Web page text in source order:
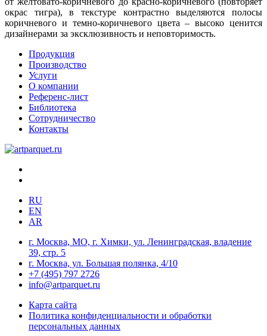
окрас тигра), в текстуре контрастно выделяются полосы
коричневого и темно-коричневого цвета – высоко ценится
дизайнерами за эксклюзивность и неповторимость.
Продукция
Производство
Услуги
О компании
Референс-лист
Библиотека
Сотрудничество
Контакты
RU
EN
AR
г. Москва, МО, г. Химки, ул. Ленинградская, владение
39, стр. 5
г. Москва, ул. Большая полянка, 4/10
+7 (495) 797 2726
info@artparquet.ru
Карта сайта
Политика конфиденциальности и обработки
персональных данных